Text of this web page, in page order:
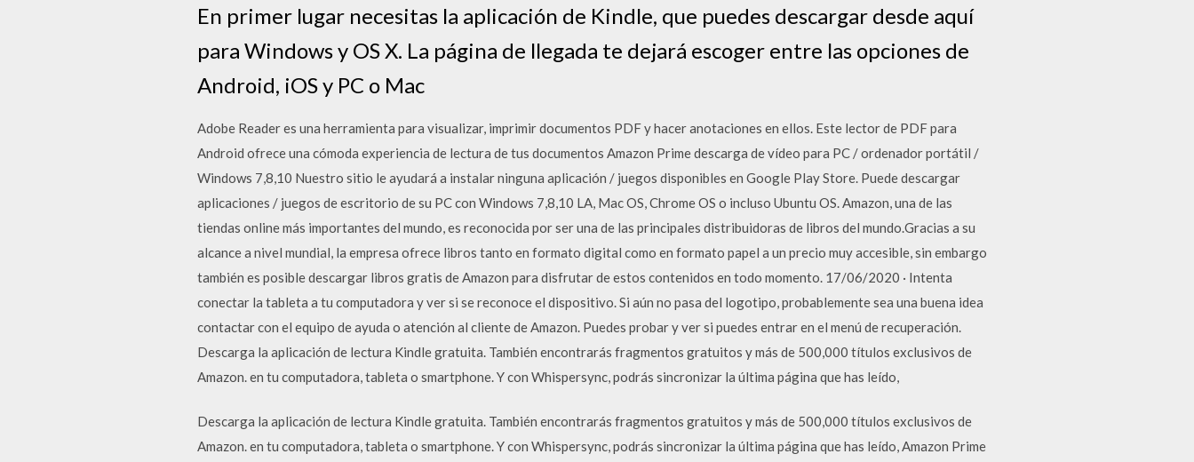
En primer lugar necesitas la aplicación de Kindle, que puedes descargar desde aquí
para Windows y OS X. La página de llegada te dejará escoger entre las opciones de
Android, iOS y PC o Mac
Adobe Reader es una herramienta para visualizar, imprimir documentos PDF y hacer anotaciones en ellos. Este lector de PDF para
Android ofrece una cómoda experiencia de lectura de tus documentos Amazon Prime descarga de vídeo para PC / ordenador portátil /
Windows 7,8,10 Nuestro sitio le ayudará a instalar ninguna aplicación / juegos disponibles en Google Play Store. Puede descargar
aplicaciones / juegos de escritorio de su PC con Windows 7,8,10 LA, Mac OS, Chrome OS o incluso Ubuntu OS. Amazon, una de las
tiendas online más importantes del mundo, es reconocida por ser una de las principales distribuidoras de libros del mundo.Gracias a su
alcance a nivel mundial, la empresa ofrece libros tanto en formato digital como en formato papel a un precio muy accesible, sin embargo
también es posible descargar libros gratis de Amazon para disfrutar de estos contenidos en todo momento. 17/06/2020 · Intenta
conectar la tableta a tu computadora y ver si se reconoce el dispositivo. Si aún no pasa del logotipo, probablemente sea una buena idea
contactar con el equipo de ayuda o atención al cliente de Amazon. Puedes probar y ver si puedes entrar en el menú de recuperación.
Descarga la aplicación de lectura Kindle gratuita. También encontrarás fragmentos gratuitos y más de 500,000 títulos exclusivos de
Amazon. en tu computadora, tableta o smartphone. Y con Whispersync, podrás sincronizar la última página que has leído,
Descarga la aplicación de lectura Kindle gratuita. También encontrarás fragmentos gratuitos y más de 500,000 títulos exclusivos de
Amazon. en tu computadora, tableta o smartphone. Y con Whispersync, podrás sincronizar la última página que has leído, Amazon Prime